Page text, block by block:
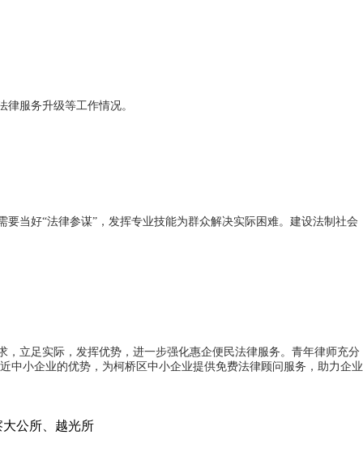
服务升级等工作情况。
当好“法律参谋”，发挥专业技能为群众解决实际困难。建设法制社会
立足实际，发挥优势，进一步强化惠企便民法律服务。青年律师充分
中小企业的优势，为柯桥区中小企业提供免费法律顾问服务，助力企业
公所、越光所